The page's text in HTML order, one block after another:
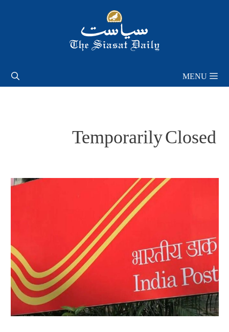
MENU
Temporarily Closed